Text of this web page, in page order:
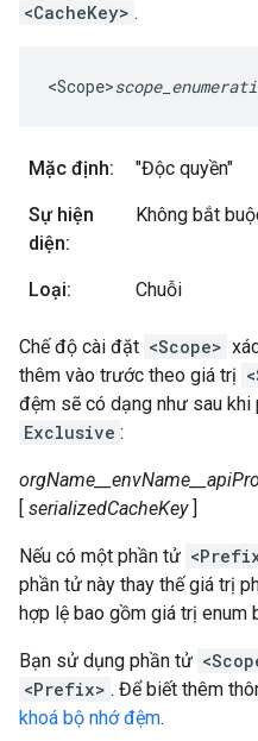
<CacheKey> .
<Scope>
Mặc định: "Độc quyền"
Sự hiện
diện:
Không bắt
Loại: Chuỗi
Chế độ cài đặt <Scope>
thêm vào trước theo giá trị
đệm sẽ có dạng như sau
Exclusive :
[ serializedCacheKey]
Nếu có một phần tử
phần tử này thay thế giá trị
hợp lệ bao gồm giá trị enum
Bạn sử dụng phần tử
<Prefix> . Để biết thêm
khoá bộ nhớ đệm.